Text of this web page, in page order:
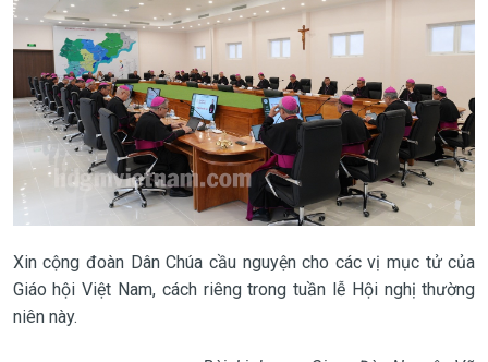
Xin cộng đoàn Dân Chúa cầu nguyện cho các vị mục tử của
Giáo hội Việt Nam, cách riêng trong tuần lễ Hội nghị thường
niên này.